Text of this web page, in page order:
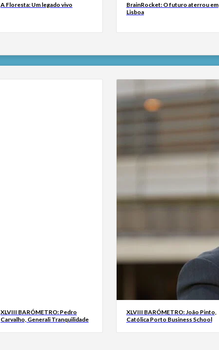
A Floresta: Um legado vivo
BrainRocket: O futuro aterrou em
Lisboa
XLVIII BARÓMETRO: Pedro
Carvalho, Generali Tranquilidade
XLVIII BARÓMETRO: João Pinto,
Católica Porto Business School